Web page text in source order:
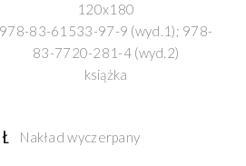
120x180
978-83-61533-97-9 (wyd.1); 978-
83-7720-281-4 (wyd.2)
książka
Nakład wyczerpany